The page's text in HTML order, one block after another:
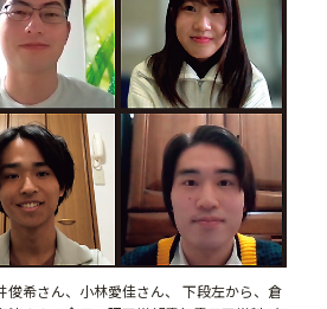
俊希さん、小林愛佳さん、 下段左から、倉